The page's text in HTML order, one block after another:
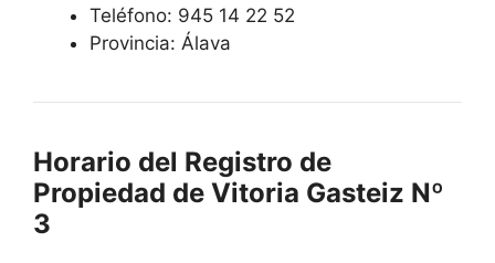
Teléfono: 945 14 22 52
Provincia: Álava
Horario del Registro de
Propiedad de Vitoria Gasteiz Nº
3